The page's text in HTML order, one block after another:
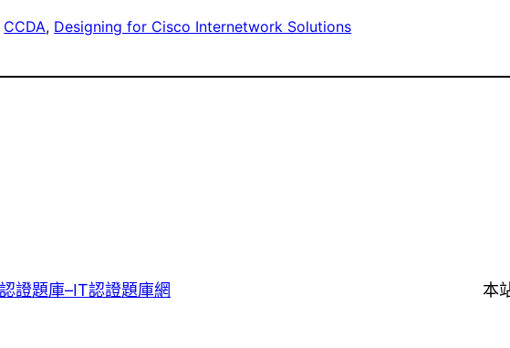
CCDA, Designing for Cisco Internetwork Solutions
證題庫–IT認證題庫網 本